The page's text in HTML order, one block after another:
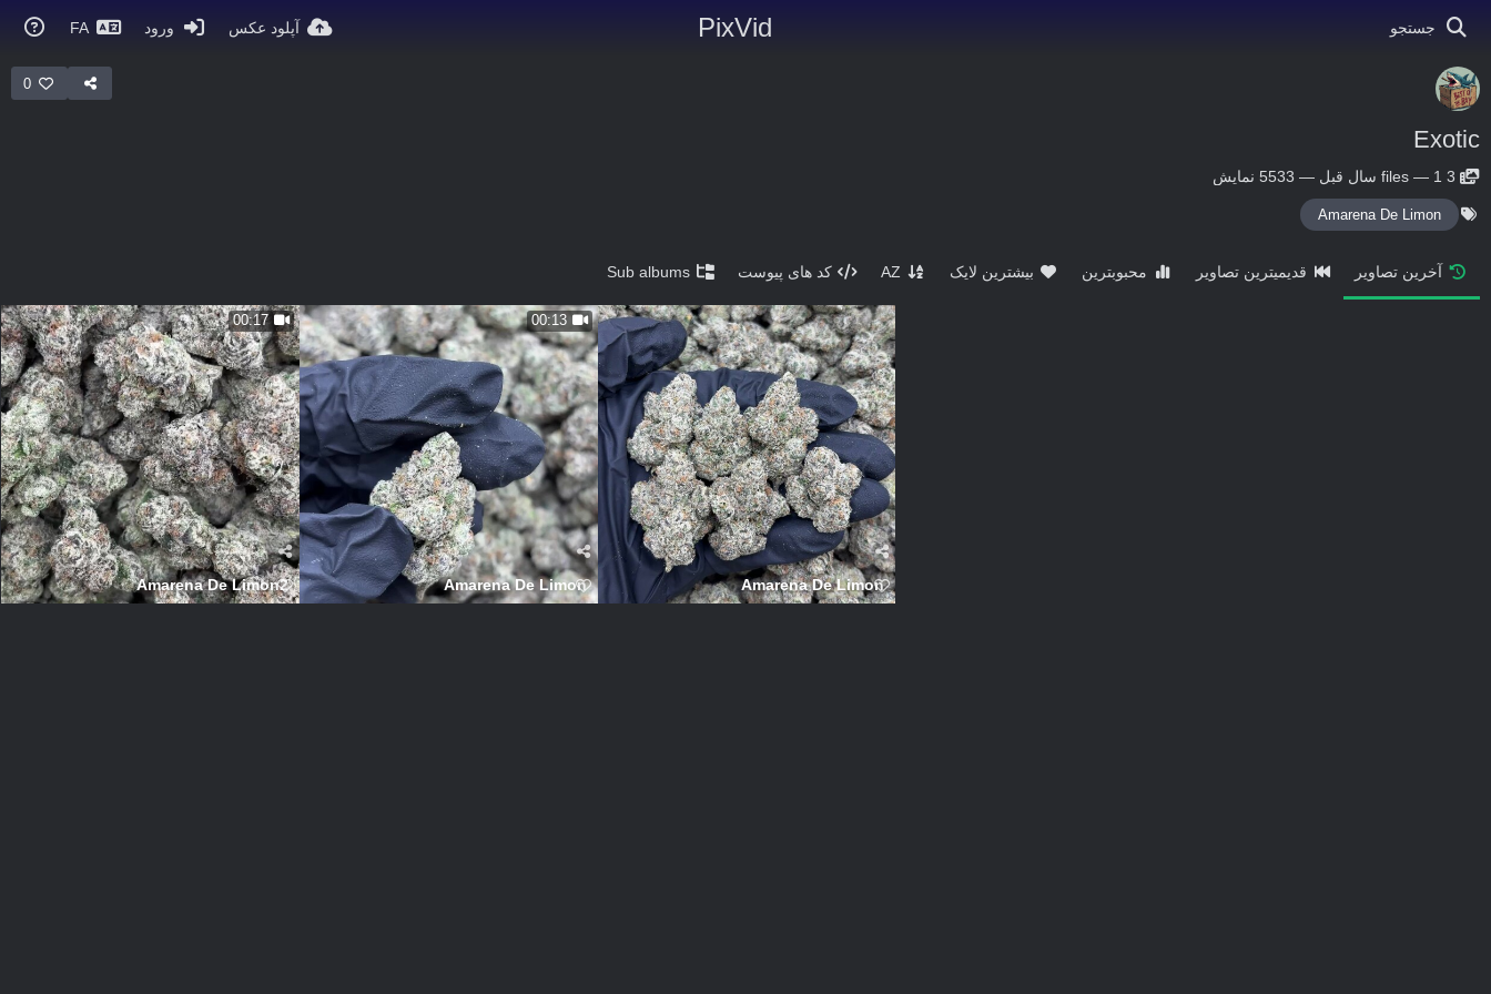
PixVid جستجو آپلود عکس ورود FA
0
Exotic
3
files — 1 سال قبل — 5533 نمایش
Amarena De Limon
آخرین تصاویر قدیمیترین تصاویر محبوبترین بیشترین لایک AZ کد های پیوست Sub albums
00:17
Amarena De Limon2
00:13
Amarena De Limon Amarena De Limon